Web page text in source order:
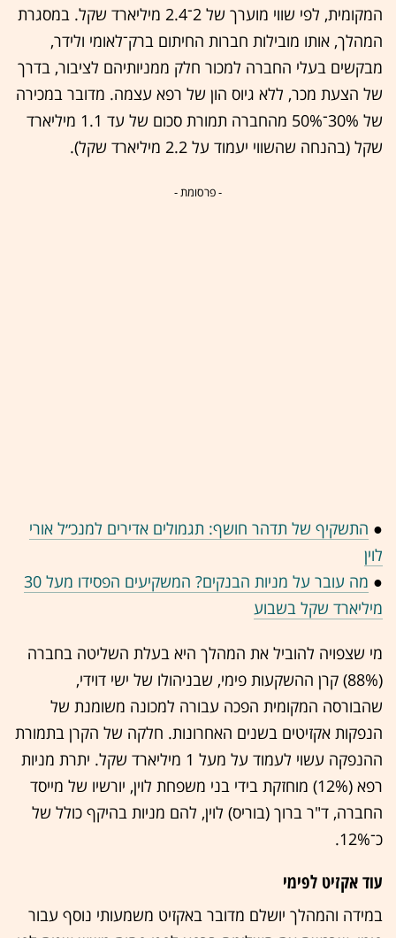
המקומית, לפי שווי מוערך של 2־2.4 מיליארד שקל. במסגרת
המהלך, אותו מובילות חברות החיתום ברק־לאומי ולידר,
מבקשים בעלי החברה למכור חלק ממניותיהם לציבור, בדרך
של הצעת מכר, ללא גיוס הון של רפא עצמה. מדובר במכירה
של 30%־50% מהחברה תמורת סכום של עד 1.1 מיליארד
שקל (בהנחה שהשווי יעמוד על 2.2 מיליארד שקל).
- פרסומת -
● התשקיף של תדהר חושף: תגמולים אדירים למנכ״ל אורי
לוין
●
מה עובר על מניות הבנקים? המשקיעים הפסידו מעל 30
מיליארד שקל בשבוע
מי שצפויה להוביל את המהלך היא בעלת השליטה בחברה
(88%) קרן ההשקעות פימי, שבניהולו של ישי דוידי,
שהבורסה המקומית הפכה עבורה למכונה משומנת של
הנפקות אקזיטים בשנים האחרונות. חלקה של הקרן בתמורת
ההנפקה עשוי לעמוד על מעל 1 מיליארד שקל. יתרת מניות
רפא (12%) מוחזקת בידי בני משפחת לוין, יורשיו של מייסד
החברה, ד"ר ברוך (בוריס) לוין, להם מניות בהיקף כולל של
כ־12%.
עוד אקזיט לפימי
במידה והמהלך יושלם מדובר באקזיט משמעותי נוסף עבור